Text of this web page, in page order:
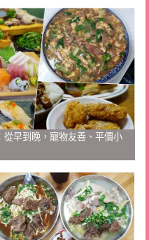
從早到晚，寵物友善、平價小